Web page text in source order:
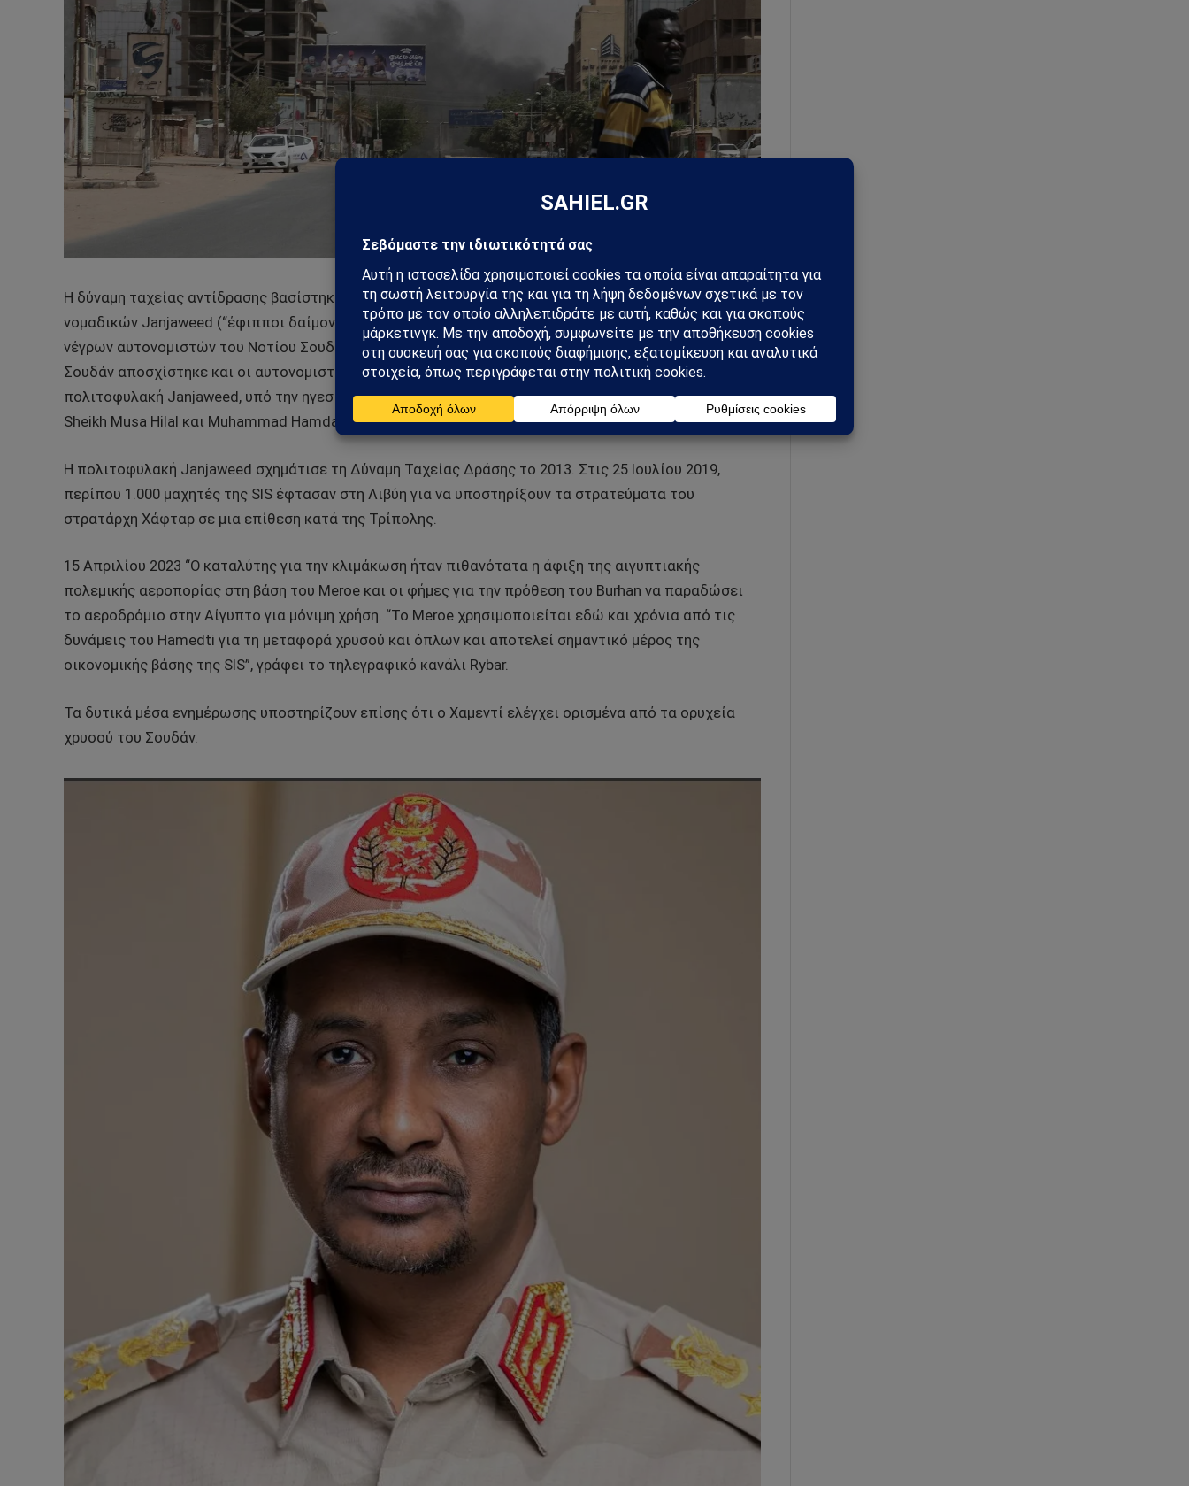
Η δύναμη ταχείας αντίδρασης βασίστηκε στις φιλοκυβερνητικές ένοπλες δυνάμεις των αραβικών
νομαδικών Janjaweed (“έφιπποι δαίμονες”), οι οποίες είχαν αναπτυχθεί για την καταστολή των
νέγρων αυτονομιστών του Νοτίου Σουδάν και των επαρχιών Κορντοφάν και Νταρφούρ. Το Νότιο
Σουδάν αποσχίστηκε και οι αυτονομιστές του Κορντοφάν και του Νταρφούρ υποτάχθηκαν από την
πολιτοφυλακή Janjaweed, υπό την ηγεσία της μαχητικής αραβικής νομαδικής φυλής των Rizigat
Sheikh Musa Hilal και Muhammad Hamdan Dagalo (Hamedti).
Η πολιτοφυλακή Janjaweed σχημάτισε τη Δύναμη Ταχείας Δράσης το 2013. Στις 25 Ιουλίου 2019,
περίπου 1.000 μαχητές της SIS έφτασαν στη Λιβύη για να υποστηρίξουν τα στρατεύματα του
στρατάρχη Χάφταρ σε μια επίθεση κατά της Τρίπολης.
15 Απριλίου 2023 “Ο καταλύτης για την κλιμάκωση ήταν πιθανότατα η άφιξη της αιγυπτιακής
πολεμικής αεροπορίας στη βάση του Meroe και οι φήμες για την πρόθεση του Burhan να παραδώσει
το αεροδρόμιο στην Αίγυπτο για μόνιμη χρήση. “Το Meroe χρησιμοποιείται εδώ και χρόνια από τις
δυνάμεις του Hamedti για τη μεταφορά χρυσού και όπλων και αποτελεί σημαντικό μέρος της
οικονομικής βάσης της SIS”, γράφει το τηλεγραφικό κανάλι Rybar.
Τα δυτικά μέσα ενημέρωσης υποστηρίζουν επίσης ότι ο Χαμεντί ελέγχει ορισμένα από τα ορυχεία
χρυσού του Σουδάν.